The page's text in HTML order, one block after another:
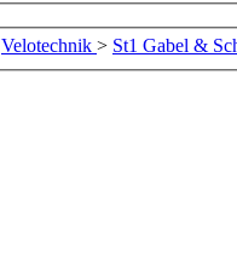
Velotechnik > St1 Gabel &